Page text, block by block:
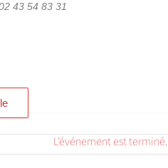
43 54 83 31
L'événement est terminé.